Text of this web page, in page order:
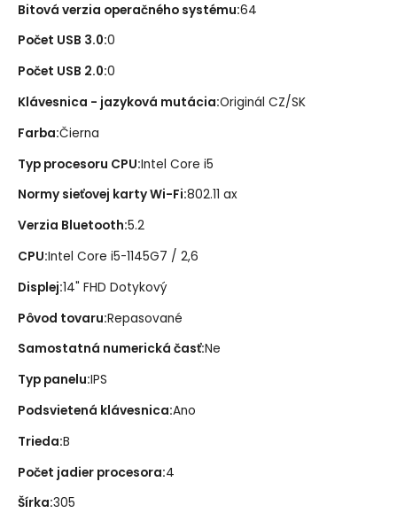
Bitová verzia operačného systému:64
Počet USB 3.0:0
Počet USB 2.0:0
Klávesnica - jazyková mutácia:Originál CZ/SK
Farba:Čierna
Typ procesoru CPU:Intel Core i5
Normy sieťovej karty Wi-Fi:802.11 ax
Verzia Bluetooth:5.2
CPU:Intel Core i5-1145G7 / 2,6
Displej:14" FHD Dotykový
Pôvod tovaru:Repasované
Samostatná numerická časť:Ne
Typ panelu:IPS
Podsvietená klávesnica:Ano
Trieda:B
Počet jadier procesora:4
Šírka:305